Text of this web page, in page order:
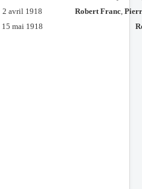
2 avril 1918
Robert Franc,
15 mai 1918